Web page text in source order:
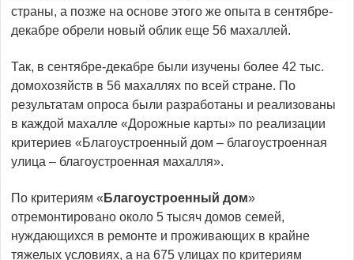
страны, а позже на основе этого же опыта в сентябре-
декабре обрели новый облик еще 56 махаллей.
Так, в сентябре-декабре были изучены более 42 тыс.
домохозяйств в 56 махаллях по всей стране. По
результатам опроса были разработаны и реализованы
в каждой махалле «Дорожные карты» по реализации
критериев «Благоустроенный дом – благоустроенная
улица – благоустроенная махалля».
По критериям « Благоустроенный дом»
отремонтировано около 5 тысяч домов семей,
нуждающихся в ремонте и проживающих в крайне
тяжелых условиях, а на 675 улицах по критериям